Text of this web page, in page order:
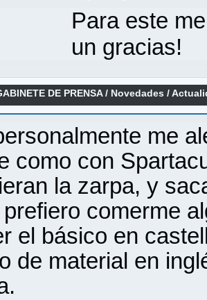
Para este
un gracias!
DE PRENSA/ Novedades /
será editado por Devir
me
como con
la zarpa, y
comerme
el básico en
de material en